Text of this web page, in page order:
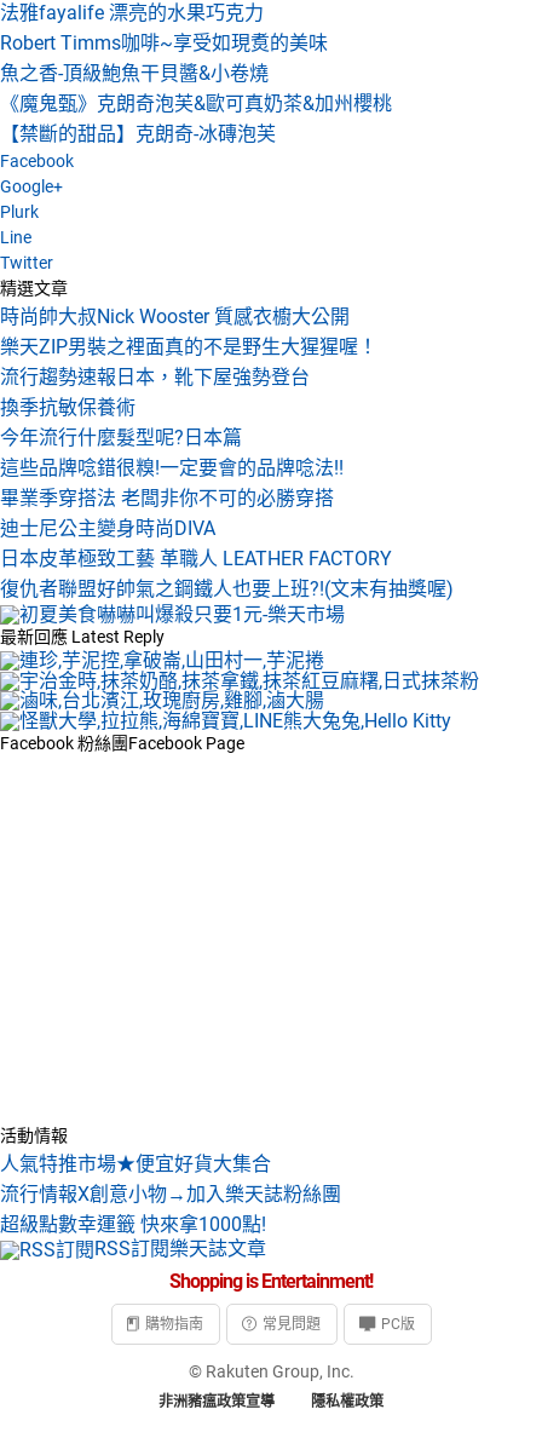
法雅fayalife 漂亮的水果巧克力
Robert Timms咖啡~享受如現煑的美味
魚之香-頂級鮑魚干貝醬&小卷燒
《魔鬼甄》克朗奇泡芙&歐可真奶茶&加州櫻桃
【禁斷的甜品】克朗奇-冰磚泡芙
Facebook
Google+
Plurk
Line
Twitter
精選文章
時尚帥大叔Nick Wooster 質感衣櫥大公開
樂天ZIP男裝之裡面真的不是野生大猩猩喔！
流行趨勢速報日本，靴下屋強勢登台
換季抗敏保養術
今年流行什麼髮型呢?日本篇
這些品牌唸錯很糗!一定要會的品牌唸法!!
畢業季穿搭法 老闆非你不可的必勝穿搭
迪士尼公主變身時尚DIVA
日本皮革極致工藝 革職人 LEATHER FACTORY
復仇者聯盟好帥氣之鋼鐵人也要上班?!(文末有抽獎喔)
最新回應 Latest Reply
Facebook 粉絲團Facebook Page
活動情報
人氣特推市場★便宜好貨大集合
流行情報X創意小物→加入樂天誌粉絲團
超級點數幸運籤 快來拿1000點!
RSS訂閱樂天誌文章
Shopping is Entertainment!
購物指南 常見問題 PC版
© Rakuten Group, Inc.
非洲豬瘟政策宣導 隱私權政策